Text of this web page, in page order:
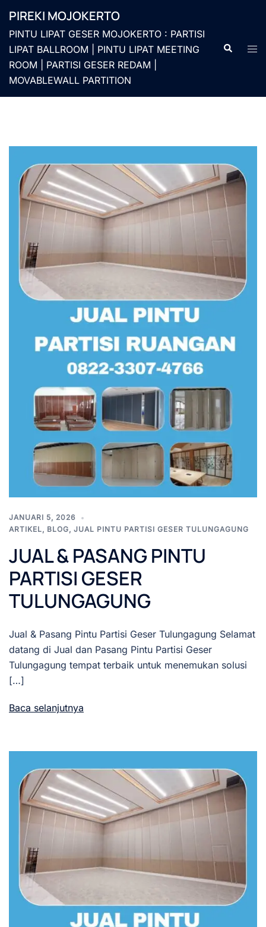
kePIREKI MOJOKERTO
PINTU LIPAT GESER MOJOKERTO : PARTISI
LIPAT BALLROOM | PINTU LIPAT MEETING
ROOM | PARTISI GESER REDAM |
MOVABLEWALL PARTITION
Cari
JANUARI 5, 2026
ARTIKEL, BLOG, JUAL PINTU PARTISI GESER TULUNGAGUNG
JUAL & PASANG PINTU
PARTISI GESER
TULUNGAGUNG
Jual & Pasang Pintu Partisi Geser Tulungagung Selamat
datang di Jual dan Pasang Pintu Partisi Geser
Tulungagung tempat terbaik untuk menemukan solusi
[…]
Baca selanjutnya